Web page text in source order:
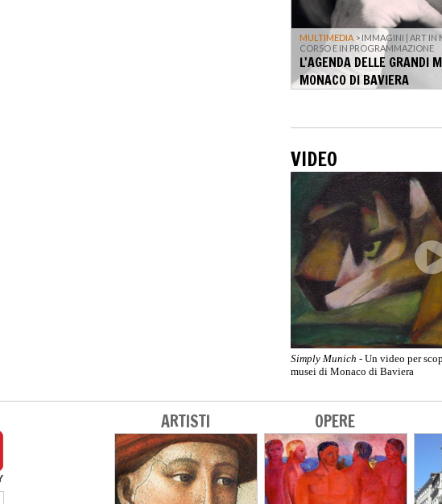
MULTIMEDIA > IMMAGINI | ART IN
CORSO E IN PROGRAMMAZIONE
L'AGENDA DELLE GRANDI
MONACO DI BAVIERA
VIDEO
Simply Munich - Un video per
musei di Monaco di Baviera
ARTISTI OPERE